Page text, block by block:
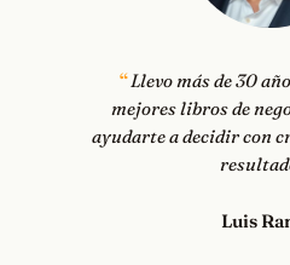
Llevo más de 30
mejores libros de
ayudarte a decidir con
Luis